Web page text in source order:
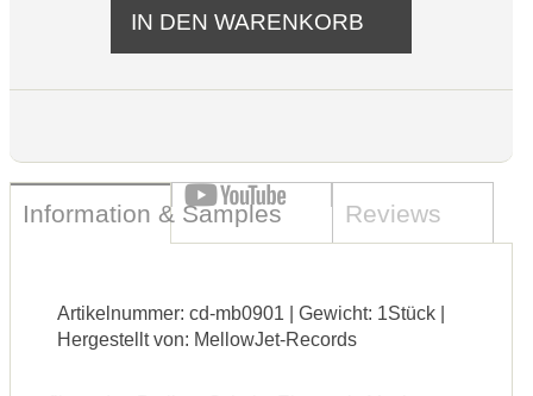
Information & Samples Reviews
Artikelnummer: cd-mb0901 | Gewicht: 1Stück |
Hergestellt von: MellowJet-Records